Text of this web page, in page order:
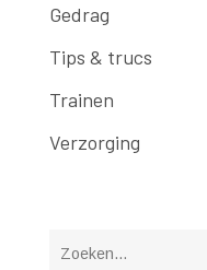
Gedrag
Tips & trucs
Trainen
Verzorging